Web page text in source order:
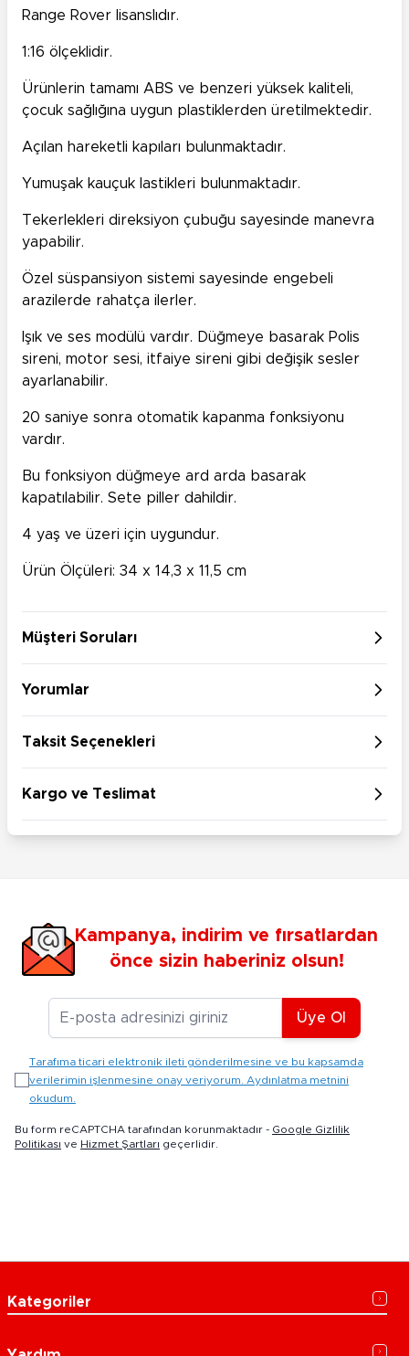
Range Rover lisanslıdır.
1:16 ölçeklidir.
Ürünlerin tamamı ABS ve benzeri yüksek kaliteli,
çocuk sağlığına uygun plastiklerden üretilmektedir.
Açılan hareketli kapıları bulunmaktadır.
Yumuşak kauçuk lastikleri bulunmaktadır.
Tekerlekleri direksiyon çubuğu sayesinde manevra
yapabilir.
Özel süspansiyon sistemi sayesinde engebeli
arazilerde rahatça ilerler.
Işık ve ses modülü vardır. Düğmeye basarak Polis
sireni, motor sesi, itfaiye sireni gibi değişik sesler
ayarlanabilir.
20 saniye sonra otomatik kapanma fonksiyonu
vardır.
Bu fonksiyon düğmeye ard arda basarak
kapatılabilir. Sete piller dahildir.
4 yaş ve üzeri için uygundur.
Ürün Ölçüleri: 34 x 14,3 x 11,5 cm
Müşteri Soruları
Yorumlar
Taksit Seçenekleri
Kargo ve Teslimat
Kampanya, indirim ve fırsatlardan
önce sizin haberiniz olsun!
E-posta Adresiniz
Üye Ol
Tarafıma ticari elektronik ileti gönderilmesine ve bu kapsamda
verilerimin işlenmesine onay veriyorum. Aydınlatma metnini
okudum.
Bu form reCAPTCHA tarafından korunmaktadır - Google Gizlilik
Politikası ve Hizmet Şartları geçerlidir.
Kategoriler